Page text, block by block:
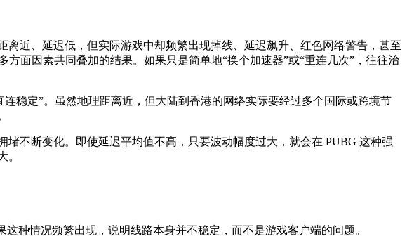
近、延迟低，但实际游戏中却频繁出现掉线、延迟飙升、红色网络警告，甚至
面因素共同叠加的结果。如果只是简单地“换个加速器”或“重连几次”，往往治
定”。虽然地理距离近，但大陆到香港的网络实际要经过多个国际或跨境节
不断变化。即使延迟平均值不高，只要波动幅度过大，就会在 PUBG 这种强
。
种情况频繁出现，说明线路本身并不稳定，而不是游戏客户端的问题。